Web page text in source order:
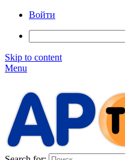
Войти
Skip to content
Menu